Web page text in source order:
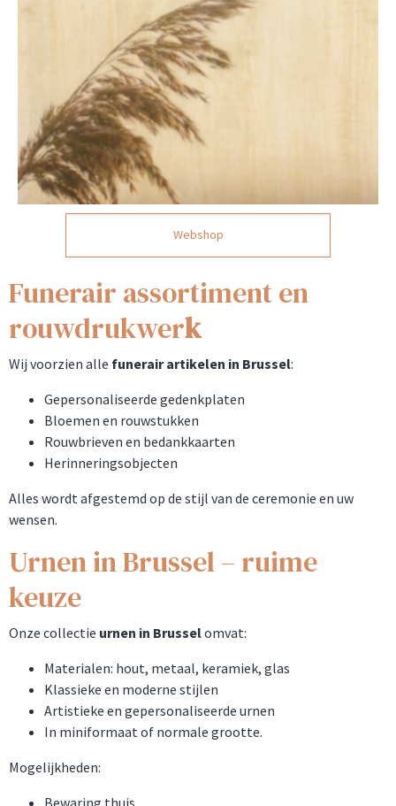
Webshop
Funerair assortiment en
rouwdrukwerk
Wij voorzien alle funerair artikelen in Brussel:
Gepersonaliseerde gedenkplaten
Bloemen en rouwstukken
Rouwbrieven en bedankkaarten
Herinneringsobjecten
Alles wordt afgestemd op de stijl van de ceremonie en uw
wensen.
Urnen in Brussel – ruime
keuze
Onze collectie urnen in Brusselomvat:
Materialen: hout, metaal, keramiek, glas
Klassieke en moderne stijlen
Artistieke en gepersonaliseerde urnen
In miniformaat of normale grootte.
Mogelijkheden:
Bewaring thuis